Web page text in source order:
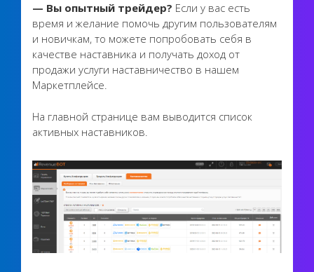
— Вы опытный трейдер? Если у вас есть
время и желание помочь другим пользователям
и новичкам, то можете попробовать себя в
качестве наставника и получать доход от
продажи услуги наставничество в нашем
Маркетплейсе.
На главной странице вам выводится список
активных наставников.